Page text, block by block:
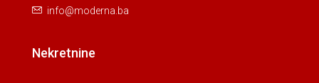
info@moderna.ba
Nekretnine